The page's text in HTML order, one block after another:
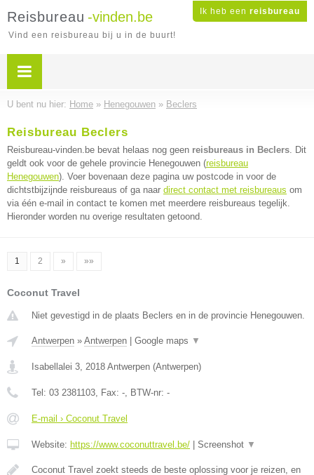
Ik heb een reisbureau
Reisbureau -vinden.be
Vind een reisbureau bij u in de buurt!
U bent nu hier: Home » Henegouwen » Beclers
Reisbureau Beclers
Reisbureau-vinden.be bevat helaas nog geen reisbureaus in Beclers. Dit
geldt ook voor de gehele provincie Henegouwen (reisbureau
Henegouwen). Voer bovenaan deze pagina uw postcode in voor de
dichtstbijzijnde reisbureaus of ga naar direct contact met reisbureaus om
via één e-mail in contact te komen met meerdere reisbureaus tegelijk.
Hieronder worden nu overige resultaten getoond.
1 2 » »»
Coconut Travel
Niet gevestigd in de plaats Beclers en in de provincie Henegouwen.
Antwerpen » Antwerpen Google maps ▼
Isabellalei 3, 2018 Antwerpen (Antwerpen)
Tel: 03 2381103, Fax: -, BTW-nr: -
E-mail › Coconut Travel
Website: https://www.coconuttravel.be/ Screenshot ▼
Coconut Travel zoekt steeds de beste oplossing voor je reizen, en